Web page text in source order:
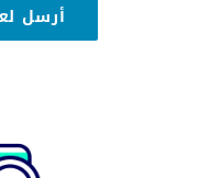
أرسل